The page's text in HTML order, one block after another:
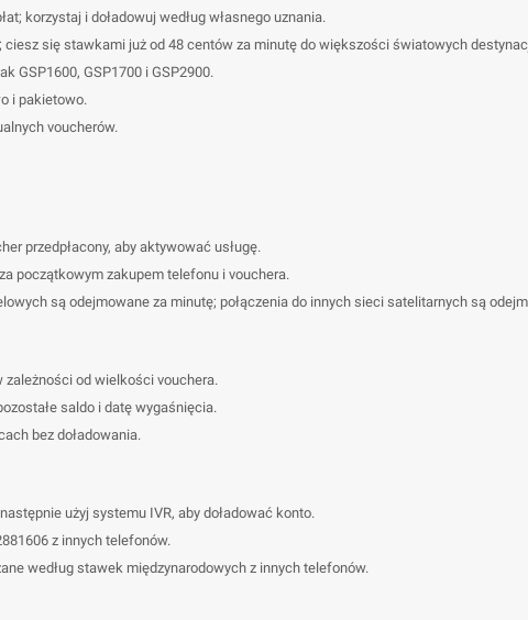
korzystaj i doładowuj według własnego uznania.
ciesz się stawkami już od 48 centów za minutę do większości światowych
GSP1600, GSP1700 i GSP2900.
i pakietowo.
voucherów.
przedpłacony, aby aktywować usługę.
początkowym zakupem telefonu i vouchera.
są odejmowane za minutę; połączenia do innych sieci satelitarnych są
zależności od wielkości vouchera.
saldo i datę wygaśnięcia.
bez doładowania.
użyj systemu IVR, aby doładować konto.
z innych telefonów.
według stawek międzynarodowych z innych telefonów.